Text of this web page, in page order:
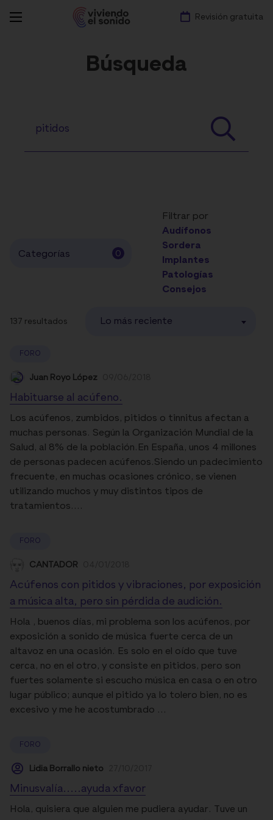
Revisión gratuita
Búsqueda
Categorías 0
Filtrar por
Audífonos
Sordera
Implantes
Patologías
Consejos
137 resultados Lo más reciente
FORO
Juan Royo López
Habituarse al acúfeno.
Los acúfenos, zumbidos, pitidos o tinnitus afectan a
muchas personas. Según la Organización Mundial de la
Salud, al 8% de la población.En España, unos 4 millones
de personas padecen acúfenos.Siendo un padecimiento
frecuente, en muchas ocasiones crónico, se vienen
utilizando muchos y muy distintos tipos de
tratamientos....
FORO
CANTADOR
Acúfenos con pitidos y vibraciones, por exposición
a música alta, pero sin pérdida de audición.
Hola , buenos días, mi problema son los acúfenos, por
exposición a sonido de música fuerte cerca de un
altavoz en una ocasión. Es solo en el oído que tuve
cerca, no en el otro, y consiste en pitidos, pero son
fuertes solamente si escucho música en casa o en otro
lugar público; aunque el pitido ya lo tolero bien, no es
excesivo y me he acostumbrado ...
FORO
Lidia Borrallo nieto
Minusvalía.....ayuda xfavor
Hola, quisiera que alguien me pudiera ayudar. Tuve un